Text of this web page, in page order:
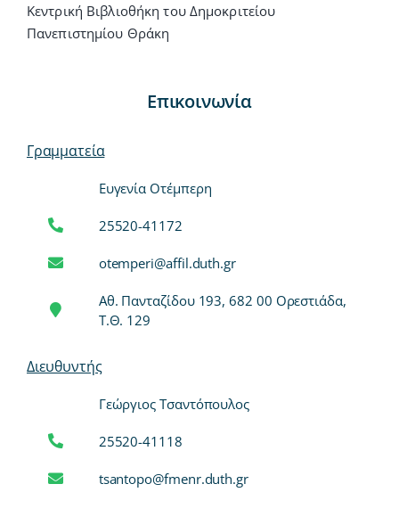
Κεντρική Βιβλιοθήκη του Δημοκριτείου
Πανεπιστημίου Θράκη
Επικοινωνία
Γραμματεία
Ευγενία Οτέμπερη
25520-41172
otemperi@affil.duth.gr
Αθ. Πανταζίδου 193, 682 00 Ορεστιάδα,
Τ.Θ. 129
Διευθυντής
Γεώργιος Τσαντόπουλος
25520-41118
tsantopo@fmenr.duth.gr